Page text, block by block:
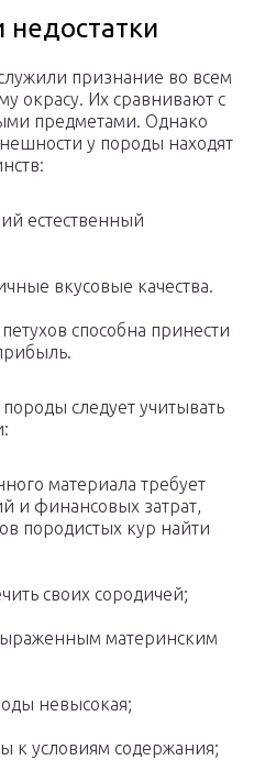
признание во всем
окрасу. Их сравнивают с
предметами. Однако
у породы находят
естественный
вкусовые качества.
способна принести
следует учитывать
материала требует
и финансовых затрат,
породистых кур найти
своих сородичей;
материнским
невысокая;
к условиям содержания;